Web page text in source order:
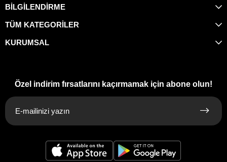
BİLGİLENDİRME
TÜM KATEGORİLER
KURUMSAL
Özel indirim fırsatlarını kaçırmamak için abone olun!